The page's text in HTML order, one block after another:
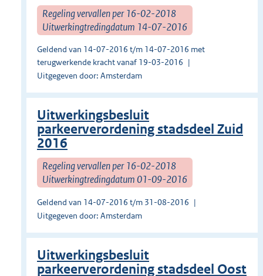
Regeling vervallen per 16-02-2018
Uitwerkingtredingdatum 14-07-2016
Geldend van 14-07-2016 t/m 14-07-2016 met
terugwerkende kracht vanaf 19-03-2016
Uitgegeven door: Amsterdam
Uitwerkingsbesluit
parkeerverordening stadsdeel Zuid
2016
Regeling vervallen per 16-02-2018
Uitwerkingtredingdatum 01-09-2016
Geldend van 14-07-2016 t/m 31-08-2016
Uitgegeven door: Amsterdam
Uitwerkingsbesluit
parkeerverordening stadsdeel Oost